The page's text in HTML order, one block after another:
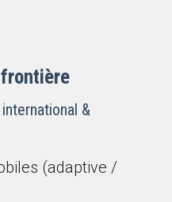
&
(adaptive /